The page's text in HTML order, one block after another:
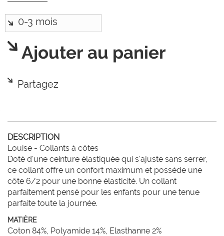
Ajouter au panier
Partagez
DESCRIPTION
Louise - Collants à côtes
Doté d'une ceinture élastiquée qui s'ajuste sans serrer,
ce collant offre un confort maximum et possède une
côte 6/2 pour une bonne élasticité. Un collant
parfaitement pensé pour les enfants pour une tenue
parfaite toute la journée.
MATIÈRE
Coton 84%, Polyamide 14%, Elasthanne 2%